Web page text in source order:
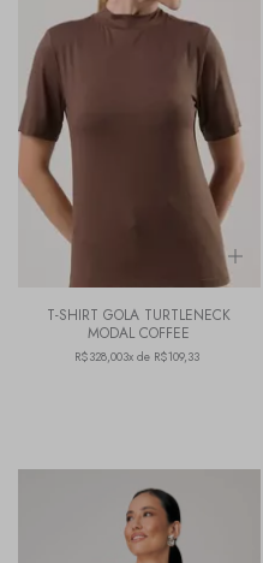
T-SHIRT GOLA TURTLENECK
MODAL COFFEE
R$328,003x de R$109,33